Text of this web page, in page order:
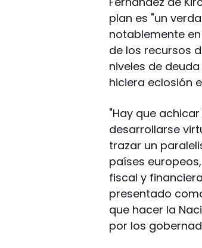
plan es "un
notablemente
de los recursos
niveles de
hiciera eclosión
"Hay que
desarrollarse
trazar un
países
fiscal y
presentado
que hacer la
por los